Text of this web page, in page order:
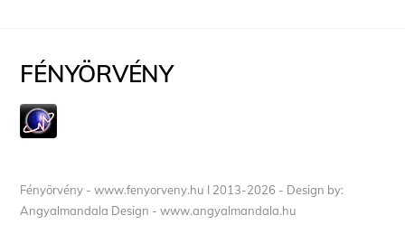
FÉNYÖRVÉNY
Fényörvény - www.fenyorveny.hu I 2013-2026 - Design by:
Angyalmandala Design - www.angyalmandala.hu